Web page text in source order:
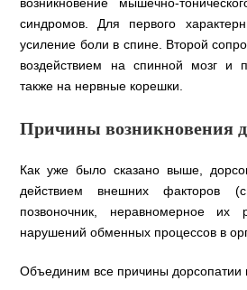
возникновение мышечно-
синдромов. Для первого
усиление боли в спине. Второй
воздействием на спинной мозг и
также на нервные корешки.
Причины возникновения
Как уже было сказано выше,
действием внешних факторов
позвоночник, неравномерное их
нарушений обменных процессов в
Объединим все причины дорсопатии